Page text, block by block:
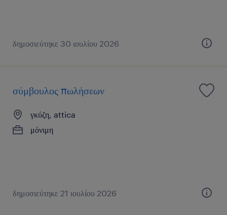
δημοσιεύτηκε 30 ιουλίου 2026
σύμβουλος πωλήσεων
γκύζη, attica
μόνιμη
δημοσιεύτηκε 21 ιουλίου 2026